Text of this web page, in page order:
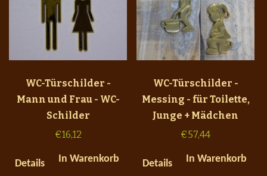
WC-Türschilder -
Mann und Frau - WC-
Schilder
€16,12
Details In Warenkorb
WC-Türschilder -
Messing - für Toilette,
Junge + Mädchen
€57,44
Details In Warenkorb